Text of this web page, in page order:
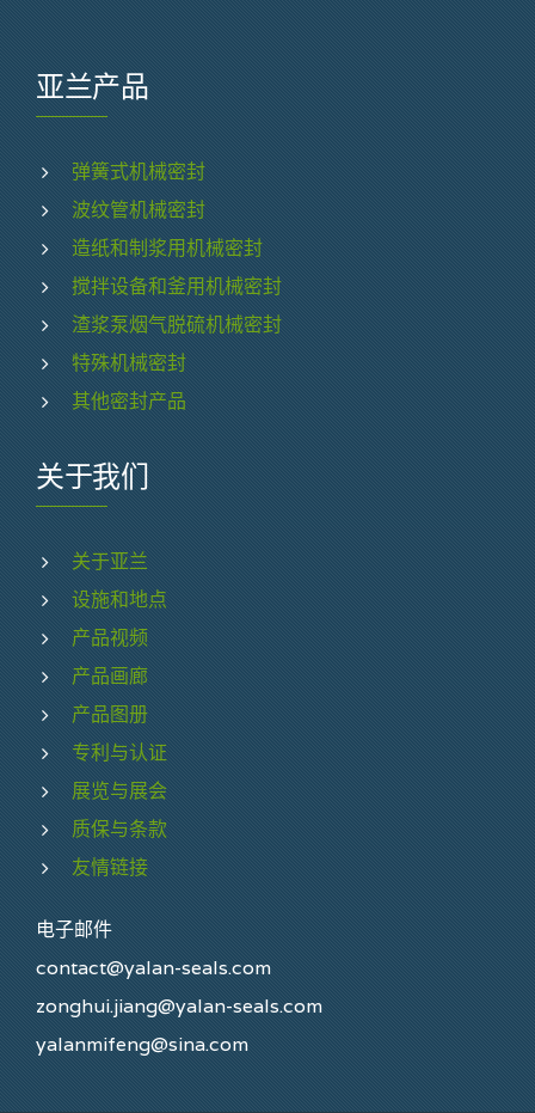
亚兰产品
弹簧式机械密封
波纹管机械密封
造纸和制浆用机械密封
搅拌设备和釜用机械密封
渣浆泵烟气脱硫机械密封
特殊机械密封
其他密封产品
关于我们
关于亚兰
设施和地点
产品视频
产品画廊
产品图册
专利与认证
展览与展会
质保与条款
友情链接
电子邮件
contact@yalan-seals.com
zonghui.jiang@yalan-seals.com
yalanmifeng@sina.com